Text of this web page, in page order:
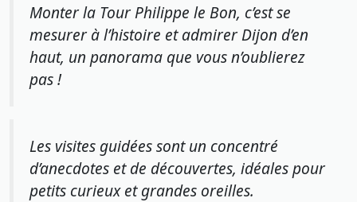
Monter la Tour Philippe le Bon, c’est se
mesurer à l’histoire et admirer Dijon d’en
haut, un panorama que vous n’oublierez
pas !
Les visites guidées sont un concentré
d’anecdotes et de découvertes, idéales pour
petits curieux et grandes oreilles.